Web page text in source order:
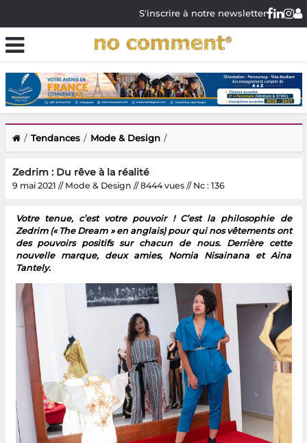
S'inscrire à notre newsletter
Tendances Mode & Design
Zedrim : Du rêve à la réalité
9 mai 2021 // Mode & Design // 8444 vues // Nc : 136
Votre tenue, c’est votre pouvoir ! C’est la philosophie de
Zedrim (« The Dream » en anglais) pour qui nos vêtements ont
des pouvoirs positifs sur chacun de nous. Derrière cette
nouvelle marque, deux amies, Nomia Nisainana et Aina
Tantely.